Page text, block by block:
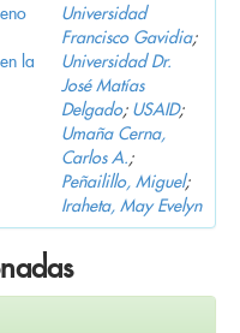
la
Universidad
Francisco Gavidia;
Universidad Dr.
José Matías
Delgado; USAID;
Umaña Cerna,
Carlos A.;
Peñailillo, Miguel;
Iraheta, May Evelyn